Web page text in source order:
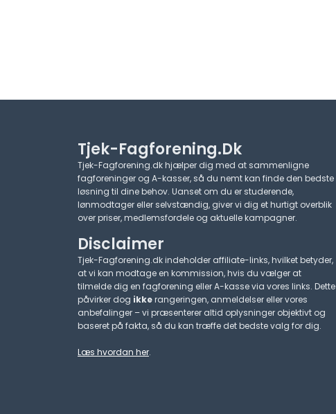
Tjek-Fagforening.dk
Tjek-Fagforening.dk hjælper dig med at sammenligne
fagforeninger og A-kasser, så du nemt kan finde den bedste
løsning til dine behov. Uanset om du er studerende,
lønmodtager eller selvstændig, giver vi dig et hurtigt overblik
over priser, medlemsfordele og aktuelle kampagner.​
Disclaimer
Tjek-Fagforening.dk indeholder affiliate-links, hvilket betyder,
at vi kan modtage en kommission, hvis du vælger at
tilmelde dig en fagforening eller A-kasse via vores links. Dette
påvirker dog ikkerangeringen, anmeldelser eller vores
anbefalinger – vi præsenterer altid oplysninger objektivt og
baseret på fakta, så du kan træffe det bedste valg for dig.
Læs hvordan her.